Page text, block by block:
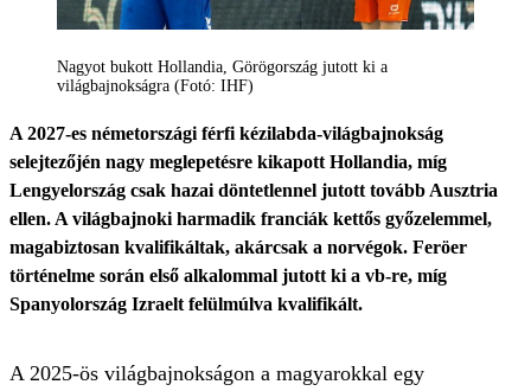
Nagyot bukott Hollandia, Görögország jutott ki a
világbajnokságra (Fotó: IHF)
A 2027-es németországi férfi kézilabda-világbajnokság
selejtezőjén nagy meglepetésre kikapott Hollandia, míg
Lengyelország csak hazai döntetlennel jutott tovább Ausztria
ellen. A világbajnoki harmadik franciák kettős győzelemmel,
magabiztosan kvalifikáltak, akárcsak a norvégok. Feröer
történelme során első alkalommal jutott ki a vb-re, míg
Spanyolország Izraelt felülmúlva kvalifikált.
A 2025-ös világbajnokságon a magyarokkal egy